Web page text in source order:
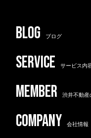
ブログ
サービス内
渋井不動産
会社情報